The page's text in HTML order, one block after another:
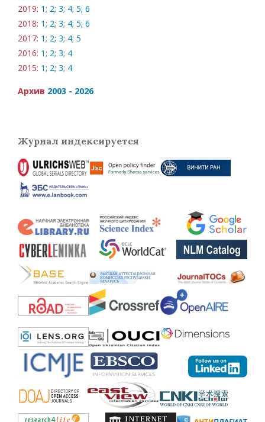
2019: 1; 2; 3; 4; 5; 6
2018: 1; 2; 3; 4; 5; 6
2017: 1; 2; 3; 4; 5
2016: 1; 2; 3; 4
2015: 1; 2; 3; 4
Архив 2003 - 2026
Журнал индексируется